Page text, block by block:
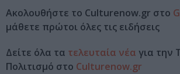
Ακολουθήστε το Culturenow.gr στο
μάθετε πρώτοι όλες τις ειδήσεις
Δείτε όλα τα τελευταία νέα για την
Πολιτισμό στο Culturenow.gr